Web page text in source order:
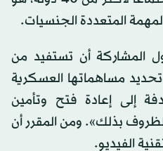
المهمة المتعددة الجنسيات.
المشاركة أن تستفيد من
مساهماتها العسكرية
إلى إعادة فتح وتأمين
بذلك». ومن المقرر أن
الفيديو.